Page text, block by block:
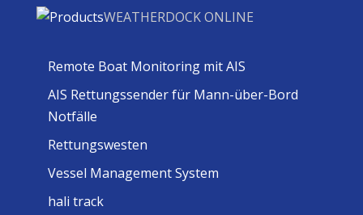
WEATHERDOCK ONLINE
Remote Boat Monitoring mit AIS
AIS Rettungssender für Mann-über-Bord
Notfälle
Rettungswesten
Vessel Management System
hali track